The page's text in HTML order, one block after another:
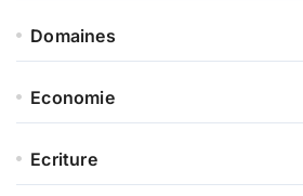
Domaines
Economie
Ecriture